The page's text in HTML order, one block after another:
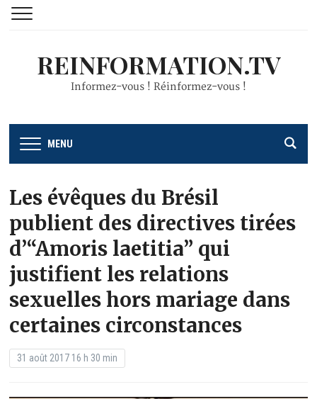
REINFORMATION.TV
Informez-vous ! Réinformez-vous !
MENU
Les évêques du Brésil
publient des directives tirées
d’“Amoris laetitia” qui
justifient les relations
sexuelles hors mariage dans
certaines circonstances
31 août 2017 16 h 30 min